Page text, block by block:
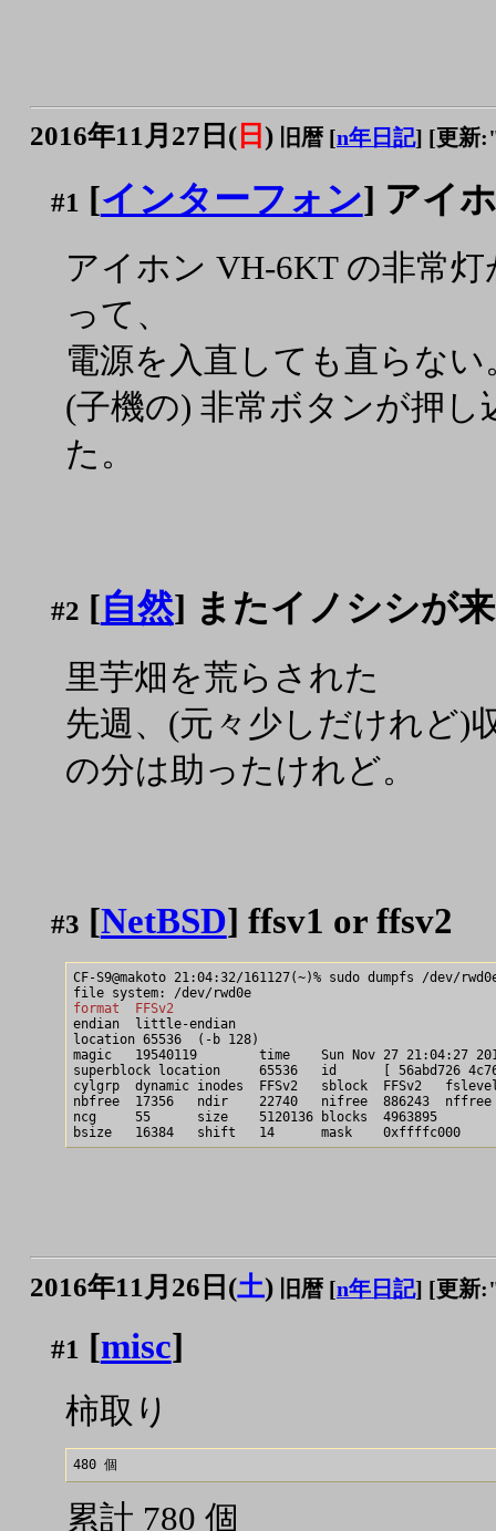
2016年11月27日( 日 ) 旧暦 [n年日記] [更新
#1 [インターフォン] アイ
アイホン VH-6KT の非常
って、
電源を入直しても直らな
(子機の) 非常ボタンが押
た。
#2 [自然] またイノシシが
里芋畑を荒らされた
先週、(元々少しだけれど)
の分は助ったけれど。
#3 [NetBSD] ffsv1 or ffsv2
CF-S9@makoto 21:04:32/161127(~)% sudo dumpfs /dev/
format  FFSv2
endian  little-endian
location 65536  (-b 128)
magic   19540119        time    Sun Nov 27 21:04:27
superblock location     65536   id      [ 56abd726
cylgrp  dynamic inodes  FFSv2   sblock  FFSv2
nbfree  17356   ndir    22740   nifree  886243  nffree
ncg     55      size    5120136 blocks  4963895
2016年11月26日(土) 旧暦 [n年日記] [更新
#1 [misc]
柿取り
累計 780 個